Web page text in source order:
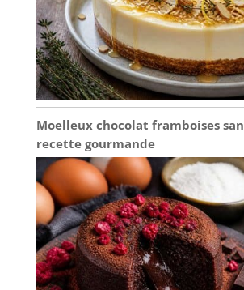
Moelleux chocolat framboises
recette gourmande